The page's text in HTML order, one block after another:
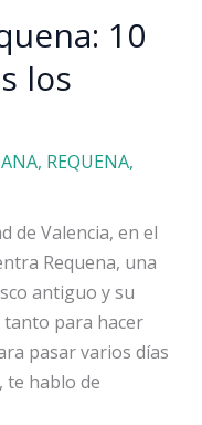
10
los
, REQUENA,
de Valencia, en el
Requena, una
antiguo y su
tanto para hacer
pasar varios días
te hablo de